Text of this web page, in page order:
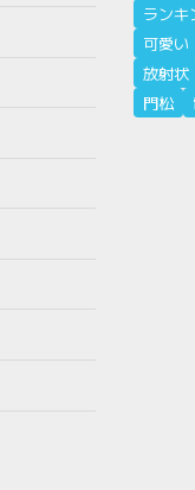
ランキ
可愛い
放射状
門松